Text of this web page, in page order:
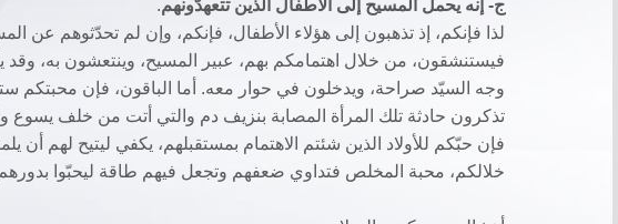
ج- إنه يحمل المسيح إلى الأطفال الذين تتعهدّونهم.
لذا فإنكم، إذ تذهبون إلى هؤلاء الأطفال، فإنكم، وإن لم تحدّثوهم عن
فيستنشقون، من خلال اهتمامكم بهم، عبير المسيح، وينتعشون به، وقد
وجه السيّد صراحة، ويدخلون في حوار معه. أما الباقون، فإن محبتكم
تذكرون حادثة تلك المرأة المصابة بنزيف دم والتي أتت من خلف
فإن حبّكم للأولاد الذين شئتم الاهتمام بمستقبلهم، يكفي ليتيح لهم
خلالكم، محبة المخلص فتداوي ضعفهم وتجعل فيهم طاقة ليحبّوا